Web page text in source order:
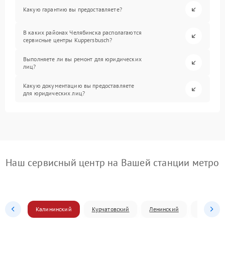
Какую гарантию вы предоставляете?
В каких районах Челябинска располагаются
сервисные центры Kuppersbusch?
Выполняете ли вы ремонт для юридических
лиц?
Какую документацию вы предоставляете
для юридических лиц?
Наш сервисный центр на Вашей станции метро
Калининский Курчатовский Ленинский